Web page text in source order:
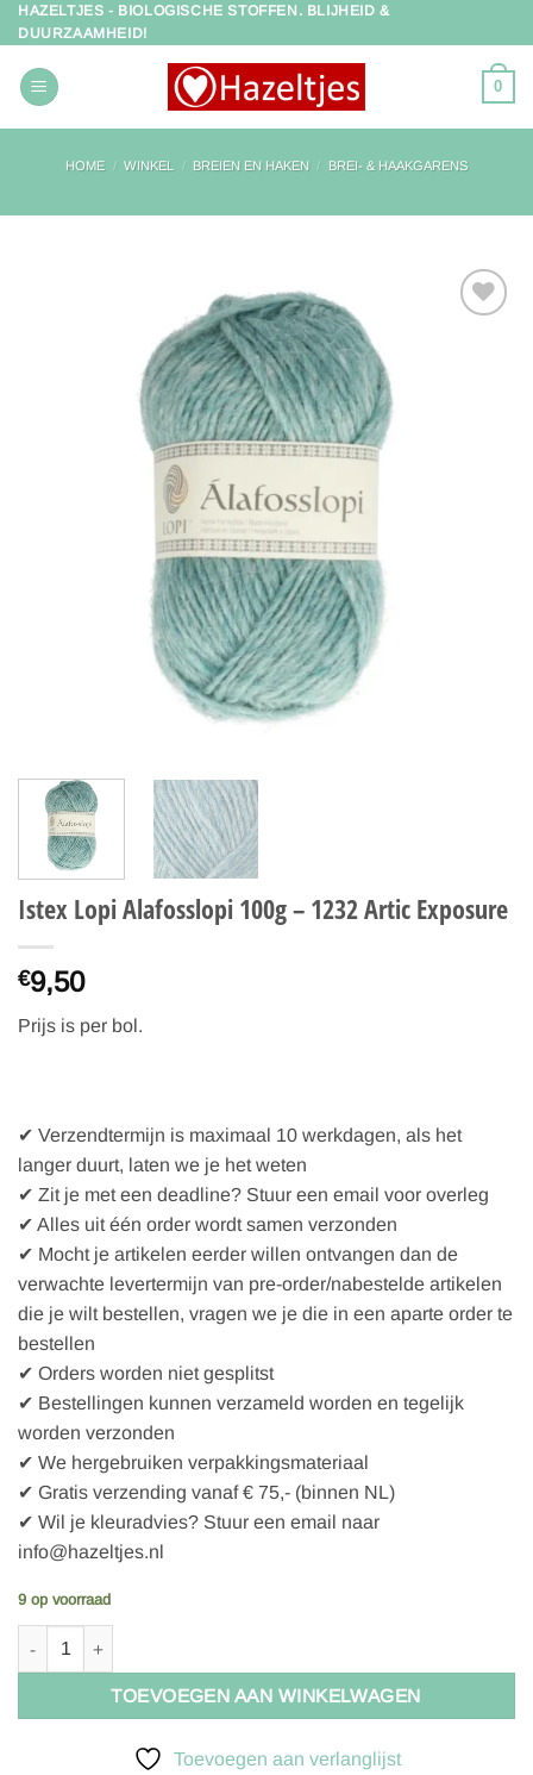
Ga
naar
inhoud
HAZELTJES - BIOLOGISCHE STOFFEN. BLIJHEID &
DUURZAAMHEID!
0
HOME / WINKEL / BREIEN EN HAKEN / BREI- & HAAKGARENS
Istex Lopi Alafosslopi 100g – 1232 Artic Exposure
€9,50
Prijs is per bol.
✔ Verzendtermijn is maximaal 10 werkdagen, als het
langer duurt, laten we je het weten
✔ Zit je met een deadline? Stuur een email voor overleg
✔ Alles uit één order wordt samen verzonden
✔ Mocht je artikelen eerder willen ontvangen dan de
verwachte levertermijn van pre-order/nabestelde artikelen
die je wilt bestellen, vragen we je die in een aparte order te
bestellen
✔ Orders worden niet gesplitst
✔ Bestellingen kunnen verzameld worden en tegelijk
worden verzonden
✔ We hergebruiken verpakkingsmateriaal
✔ Gratis verzending vanaf € 75,- (binnen NL)
✔ Wil je kleuradvies? Stuur een email naar
info@hazeltjes.nl
9 op voorraad
TOEVOEGEN AAN WINKELWAGEN
Toevoegen aan verlanglijst